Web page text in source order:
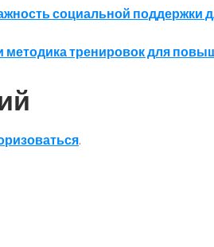
социальной поддержки
методика тренировок для
.